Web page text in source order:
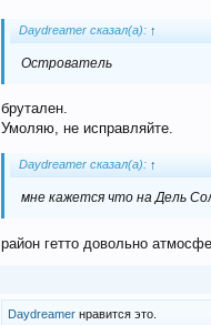
Daydreamer сказал(а): ↑
Острователь
брутален.
Умоляю, не исправляйте.
Daydreamer сказал(а): ↑
мне кажется что на Дель
район гетто довольно
Daydreamerнравится это.